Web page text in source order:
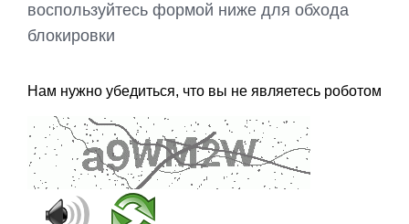
воспользуйтесь формой ниже для обхода
блокировки
Нам нужно убедиться, что вы не являетесь роботом